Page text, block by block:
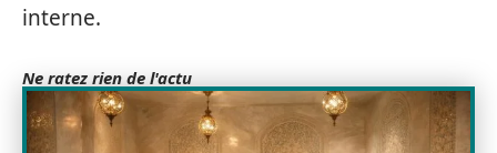
interne.
Ne ratez rien de l'actu